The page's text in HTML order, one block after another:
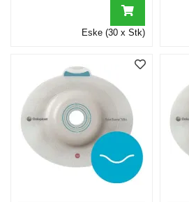
Eske (30 x Stk)